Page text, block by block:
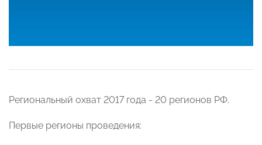
Региональный охват 2017 года - 20 регионов РФ.
Первые регионы проведения: